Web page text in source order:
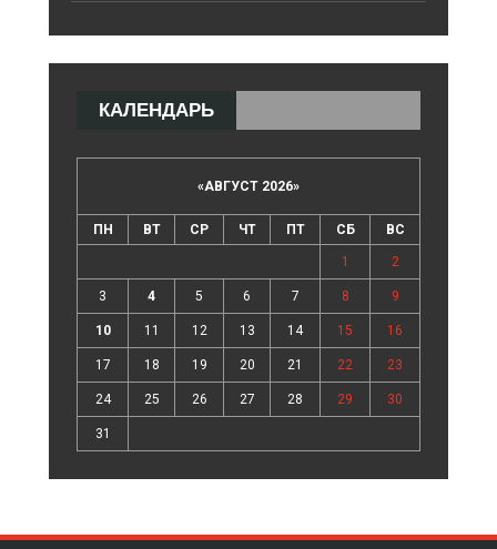
КАЛЕНДАРЬ
«АВГУСТ 2026»
ПН ВТ СР ЧТ ПТ СБ ВС
1 2
3 4 5 6 7 8 9
10 11 12 13 14 15 16
17 18 19 20 21 22 23
24 25 26 27 28 29 30
31